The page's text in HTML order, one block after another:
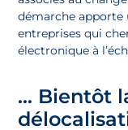
démarche apporte
entreprises qui
électronique à
… Bientôt